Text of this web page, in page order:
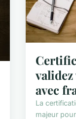
validez
avec
La
majeur